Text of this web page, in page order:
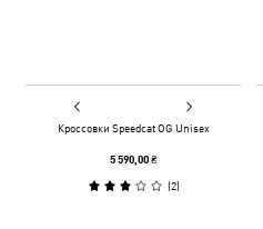
Кроссовки Speedcat OG Unisex
5 590,00 ₴
(2)